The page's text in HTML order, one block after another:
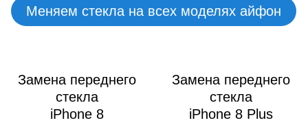
Меняем стекла на всех моделях айфон
Замена переднего
стекла
iPhone 8
Замена переднего
стекла
iPhone 8 Plus